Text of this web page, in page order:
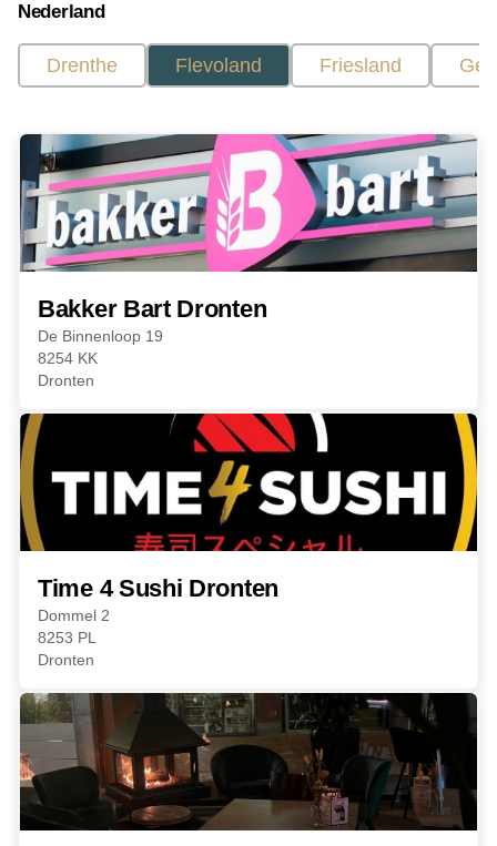
Nederland
Drenthe Flevoland Friesland
Bakker Bart Dronten
De Binnenloop 19
8254 KK
Dronten
Time 4 Sushi Dronten
Dommel 2
8253 PL
Dronten